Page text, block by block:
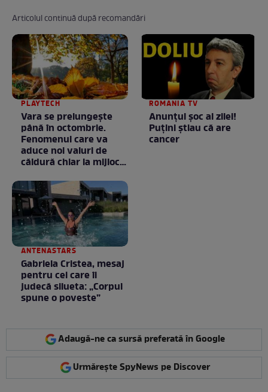
Articolul continuă după recomandări
PLAYTECH
Vara se prelungeşte
până în octombrie.
Fenomenul care va
aduce noi valuri de
căldură chiar la mijlocul
ROMANIA TV
Anunţul şoc al zilei!
Puţini ştiau că are
cancer
ANTENASTARS
Gabriela Cristea, mesaj
pentru cei care îi
judecă silueta: „Corpul
spune o poveste”
Adaugă-ne ca sursă preferată în Google
Urmărește SpyNews pe Discover